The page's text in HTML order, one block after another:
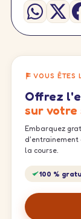
VOUS ÊTES
Offrez
sur votre
Embarquez
d'entrainement
la course.
100 %